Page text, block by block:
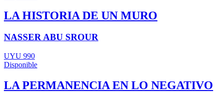
LA HISTORIA DE UN MURO
NASSER ABU SROUR
UYU 990
Disponible
LA PERMANENCIA EN LO NEGATIVO